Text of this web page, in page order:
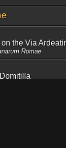
the Via
Romae